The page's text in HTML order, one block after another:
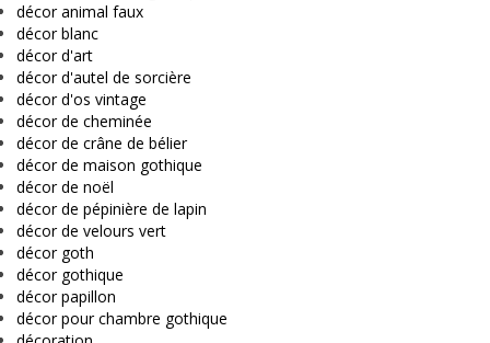
décor animal faux
décor blanc
décor d'art
décor d'autel de sorcière
décor d'os vintage
décor de cheminée
décor de crâne de bélier
décor de maison gothique
décor de noël
décor de pépinière de lapin
décor de velours vert
décor goth
décor gothique
décor papillon
décor pour chambre gothique